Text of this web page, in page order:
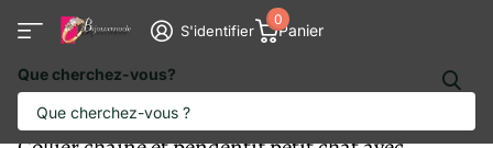
Que cherchez-vous?
S'identifier Panier
0